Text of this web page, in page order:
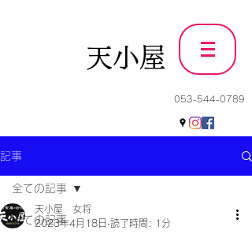
天小屋
053-544-0789
記事
全ての記事
全ての記事
天小屋 女将
2023年4月18日 読了時間: 1分